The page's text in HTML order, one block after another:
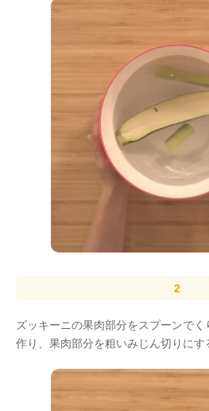
ズッキーニの果肉部分をスプーンで
作り、果肉部分を粗いみじん切りにす